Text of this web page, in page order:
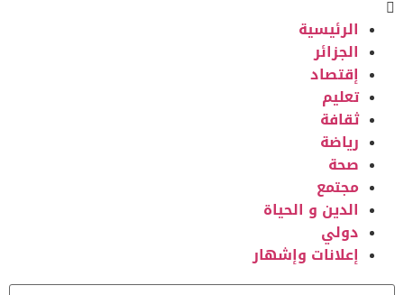
الرئيسية
الجزائر
إقتصاد
تعليم
ثقافة
رياضة
صحة
مجتمع
الدين و الحياة
دولي
إعلانات وإشهار